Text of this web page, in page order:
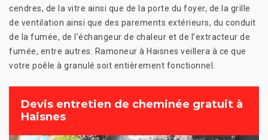
cendres, de la vitre ainsi que de la porte du foyer, de la grille
de ventilation ainsi que des parements extérieurs, du conduit
de la fumée, de l’échangeur de chaleur et de l’extracteur de
fumée, entre autres. Ramoneur à Haisnes veillera à ce que
votre poêle à granulé soit entièrement fonctionnel.
Devis entretien de cheminée gratuit à
Haisnes